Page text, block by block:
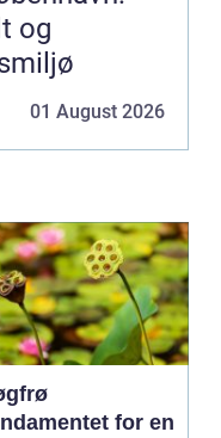
og
01 August 2026
for en